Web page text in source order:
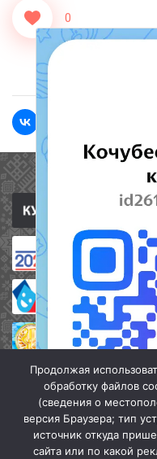
0
Продолжая
обработку файлов
(сведения о
версия Браузера; тип
источник откуда
сайта или по какой